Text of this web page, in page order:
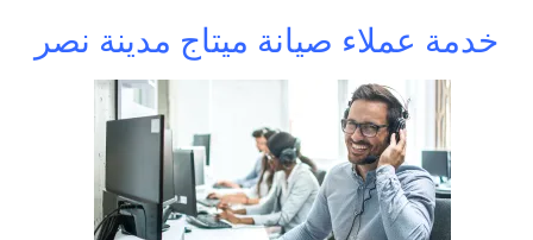
خدمة عملاء صيانة ميتاج مدينة نصر